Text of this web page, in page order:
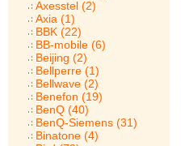
Axesstel (2)
Axia (1)
BBK (22)
BB-mobile (6)
Beijing (2)
Bellperre (1)
Bellwave (2)
Benefon (19)
BenQ (40)
BenQ-Siemens (31)
Binatone (4)